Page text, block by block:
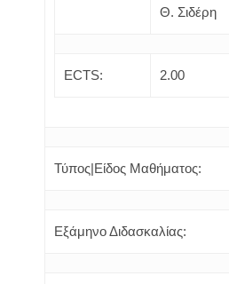
Θ. Σιδέρη
ECTS: 2.00
Τύπος|Είδος Μαθήματος:
Εξάμηνο Διδασκαλίας: